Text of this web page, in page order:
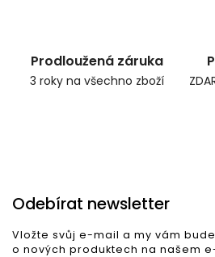
Prodloužená záruka
3 roky na všechno zboží
Odebírat newsletter
Vložte svůj e-mail a my vám
o nových produktech na našem